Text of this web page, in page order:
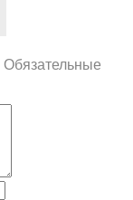
Обязательные